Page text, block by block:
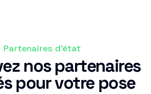
Partenaires d'état
nos partenaires
pour votre pose